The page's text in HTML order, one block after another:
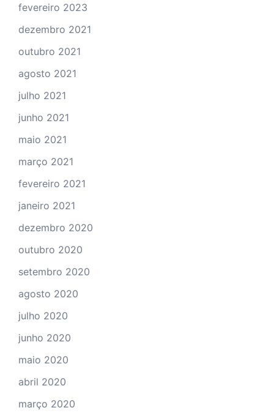
fevereiro 2023
dezembro 2021
outubro 2021
agosto 2021
julho 2021
junho 2021
maio 2021
março 2021
fevereiro 2021
janeiro 2021
dezembro 2020
outubro 2020
setembro 2020
agosto 2020
julho 2020
junho 2020
maio 2020
abril 2020
março 2020